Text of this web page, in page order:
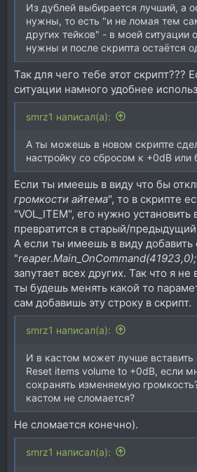
Из дублей выбирается лучший, а
нужны, то есть "и не ломая тем
других тейков" - в моей ситуации
нужны и после скрипта остаётся
Так для чего тебе этот скрипт???
ситуации намного удобнее
smrz1 написал(а):
А ты можешь в новом скрипте
настройку со сбросом к +0dB или
Если ты имеешь в виду что бы
громкости айтема", то в скрипте
"VOL_ITEM", его нужно установить
превратится в старый/
А если ты имеешь в виду добавить
"reaper.Main_OnCommand(41923,0);
запутает всех других. Так что я
ты будешь менять какой то
сам добавишь эту строку в скрипт.
smrz1 написал(а):
И в кастом может лучше вставить
Reset items volume to +0dB, если
сохранять изменяемую
кастом не сломается?
Не сломается конечно).
smrz1 написал(а):